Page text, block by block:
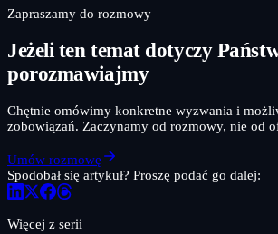
Zapraszamy do rozmowy
Jeżeli ten temat dotyczy
porozmawiajmy
Chętnie omówimy konkretne wyzwania i
zobowiązań. Zaczynamy od rozmowy, nie od
Umów rozmowę
Spodobał się artykuł? Proszę podać go dalej:
Więcej z serii